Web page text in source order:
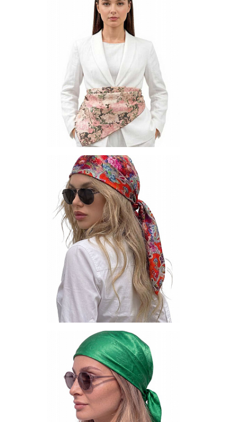
Цена по запросу
Запросить цену
Другие варианты товара
1-2 1-3 1-4
13
Цена по запросу
Запросить цену
Другие варианты товара